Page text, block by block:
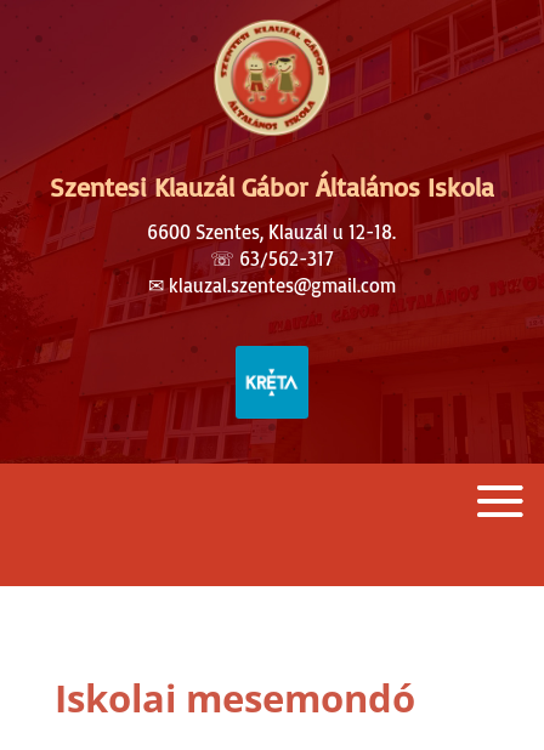
Szentesi Klauzál Gábor Általános Iskola
6600 Szentes, Klauzál u 12-18.
☏ 63/562-317
✉︎klauzal.szentes@gmail.com
Iskolai mesemondó